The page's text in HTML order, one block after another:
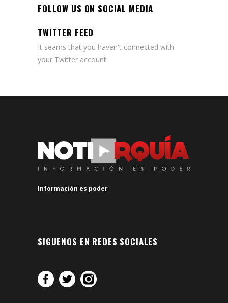
FOLLOW US ON SOCIAL MEDIA
TWITTER FEED
It seams that you haven't connected with
your Twitter account
Información es poder
SIGUENOS EN REDES SOCIALES